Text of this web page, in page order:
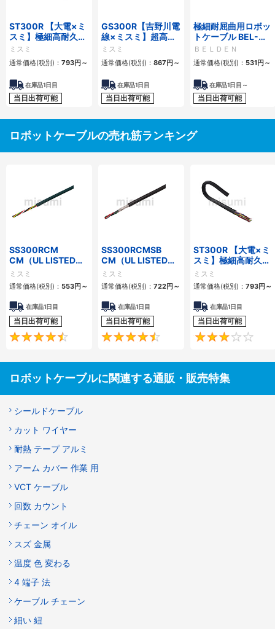
ST300R 【大電×ミ
スミ】極細高耐久ロ
ボットケーブル（シ
ールド無・有）
ミスミ
通常価格(税別)： 793円 ～
在庫品1日目
当日出荷可能
GS300R【吉野川電
線×ミスミ】超高屈
曲銅合金ロボットケ
ーブル（シールド
無・有）
ミスミ
通常価格(税別)： 867 円 ～
在庫品1日目
当日出荷可能
極細耐屈曲用ロボッ
トケーブル BEL-
RBT 20276シリー
ズ UL／CE シールド
有・無
ＢＥＬＤＥＮ
通常価格(税別)： 531円 ～
在庫品1日目～
当日出荷可能
ロボットケーブルの売れ筋ランキング
SS300RCM
CM（UL LISTED規
格・NEPA対応） 小
径
ミスミ
通常価格(税別)： 553円 ～
在庫品1日目
当日出荷可能
4.7
SS300RCMSB
CM（UL LISTED規
格・NEPA対応） 小
径 シールド付
ミスミ
通常価格(税別)： 722円 ～
在庫品1日目
当日出荷可能
4.5
ST300R 【大電×ミ
スミ】極細高耐久ロ
ボットケーブル（シ
ールド無・有）
ミスミ
通常価格(税別)： 793円 ～
在庫品1日目
当日出荷可能
ロボットケーブルに関連する通販・販売特集
シールドケーブル
カット ワイヤー
耐熱 テープ アルミ
アーム カバー 作業 用
VCT ケーブル
回数 カウント
チェーン オイル
スズ 金属
温度 色 変わる
4 端子 法
ケーブル チェーン
細い 紐